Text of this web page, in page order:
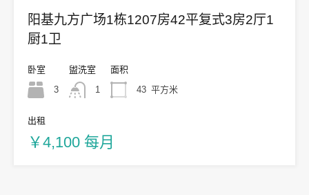
阳基九方广场1栋1207房42平复式3房2厅1
厨1卫
卧室
3
盥洗室
1
面积
43 平方米
出租
￥4,100 每月